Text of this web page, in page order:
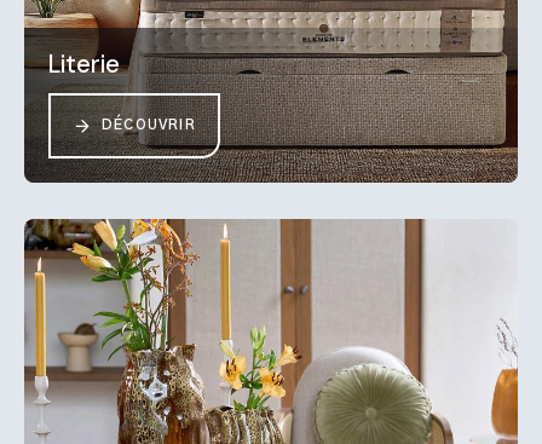
Literie
DÉCOUVRIR